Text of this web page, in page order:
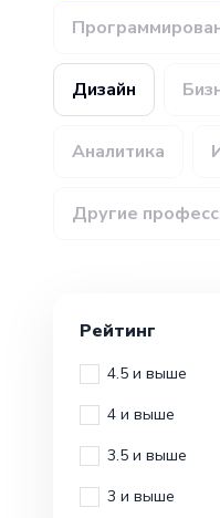
Дизайн
Аналитика
Другие
Рейтинг
4.5 и выше
4 и выше
3.5 и выше
3 и выше